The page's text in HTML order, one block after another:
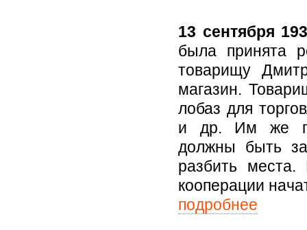
13 сентября
была принята
товарищу
магазин.
лобаз для
и др. Им же
должны быть
разбить места.
кооперации
подробнее